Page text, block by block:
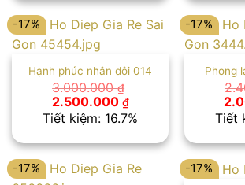
2.250.000 ₫.
-17%
Hạnh phúc nhân đôi 014
3.000.000₫
Giá
gốc
là:
2.500.000 ₫Giá
hiện
tại
2.500.000 ₫.
Tiết kiệm: 16.7%
-17%
Phong
Giá
gốc
là:
Tiết
-17% -17%